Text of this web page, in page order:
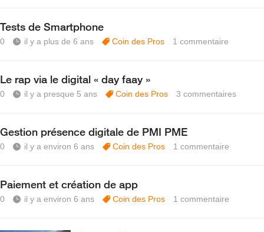
Tests de Smartphone
0 il y a plus de 6 ans Coin des Pros 1 commentaire
Le rap via le digital « day faay »
0 il y a presque 5 ans Coin des Pros 3 commentaires
Gestion présence digitale de PMI PME
0 il y a environ 6 ans Coin des Pros 1 commentaire
Paiement et création de app
0 il y a environ 6 ans Coin des Pros 1 commentaire